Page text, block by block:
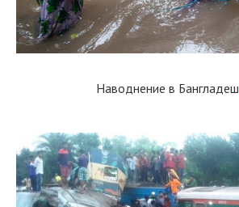
Наводнение в Бангладеш